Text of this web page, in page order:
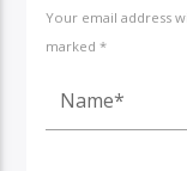
Your email address
marked *